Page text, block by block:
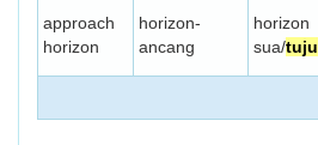
approach
horizon
horizon-
ancang
horizon
sua/tuju